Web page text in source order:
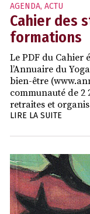
AGENDA, ACTU
Cahier des
formations
Le PDF du Cahier
l’Annuaire du
bien-être
communauté de 2
retraites et
LIRE LA SUITE